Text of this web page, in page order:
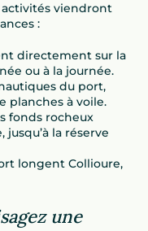
activités viendront
:
directement sur la
ou à la journée.
du port,
planches à voile.
fonds rocheux
la réserve
longent Collioure,
une